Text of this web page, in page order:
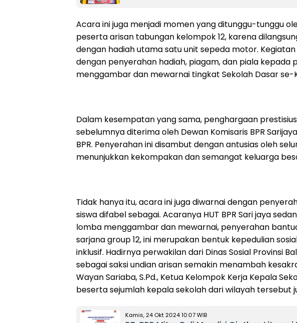
Acara ini juga menjadi momen yang ditunggu-tunggu
peserta arisan tabungan kelompok 12, karena
dengan hadiah utama satu unit sepeda motor.
dengan penyerahan hadiah, piagam, dan piala kepada
menggambar dan mewarnai tingkat Sekolah Dasar se-
Dalam kesempatan yang sama, penghargaan
sebelumnya diterima oleh Dewan Komisaris BPR
BPR. Penyerahan ini disambut dengan antusias oleh
menunjukkan kekompakan dan semangat keluarga
Tidak hanya itu, acara ini juga diwarnai dengan
siswa difabel sebagai. Acaranya HUT BPR Sari jaya
lomba menggambar dan mewarnai, penyerahan
sarjana group 12, ini merupakan bentuk kepedulian
inklusif. Hadirnya perwakilan dari Dinas Sosial Provinsi
sebagai saksi undian arisan semakin menambah
Wayan Sariaba, S.Pd., Ketua Kelompok Kerja Kepala
beserta sejumlah kepala sekolah dari wilayah tersebut
Kamis, 24 Okt 2024 10:07 WIB